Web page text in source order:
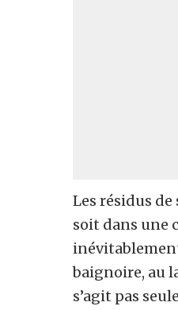
Les résidus de
soit dans une
baignoire, au
s’agit pas